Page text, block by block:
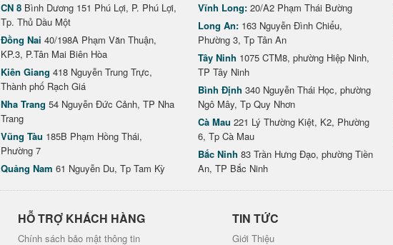
CN 8 Bình Dương 151 Phú Lợi, P. Phú Lợi,
Tp. Thủ Dầu Một
Đồng Nai 40/198A Phạm Văn Thuận,
KP.3, P.Tân Mai Biên Hòa
Kiên Giang 418 Nguyễn Trung Trực,
Thành phố Rạch Giá
Nha Trang 54 Nguyễn Đức Cảnh, TP Nha
Trang
Vũng Tàu 185B Phạm Hồng Thái,
Phường 7
Quảng Nam 61 Nguyễn Du, Tp Tam Kỳ
Vĩnh Long: 20/A2 Phạm Thái Bường
Long An: 163 Nguyễn Đình Chiểu,
Phường 3, Tp Tân An
Tây Ninh 1075 CTM8, phường Hiệp Ninh,
TP Tây Ninh
Bình Định 340 Nguyễn Thái Học, phường
Ngô Mây, Tp Quy Nhơn
Cà Mau 221 Lý Thường Kiệt, K2, Phường
6, Tp Cà Mau
Bắc Ninh 83 Trần Hưng Đạo, phường Tiền
An, TP Bắc Ninh
HỖ TRỢ KHÁCH HÀNG
Chính sách bảo mật thông tin
TIN TỨC
Giới Thiệu